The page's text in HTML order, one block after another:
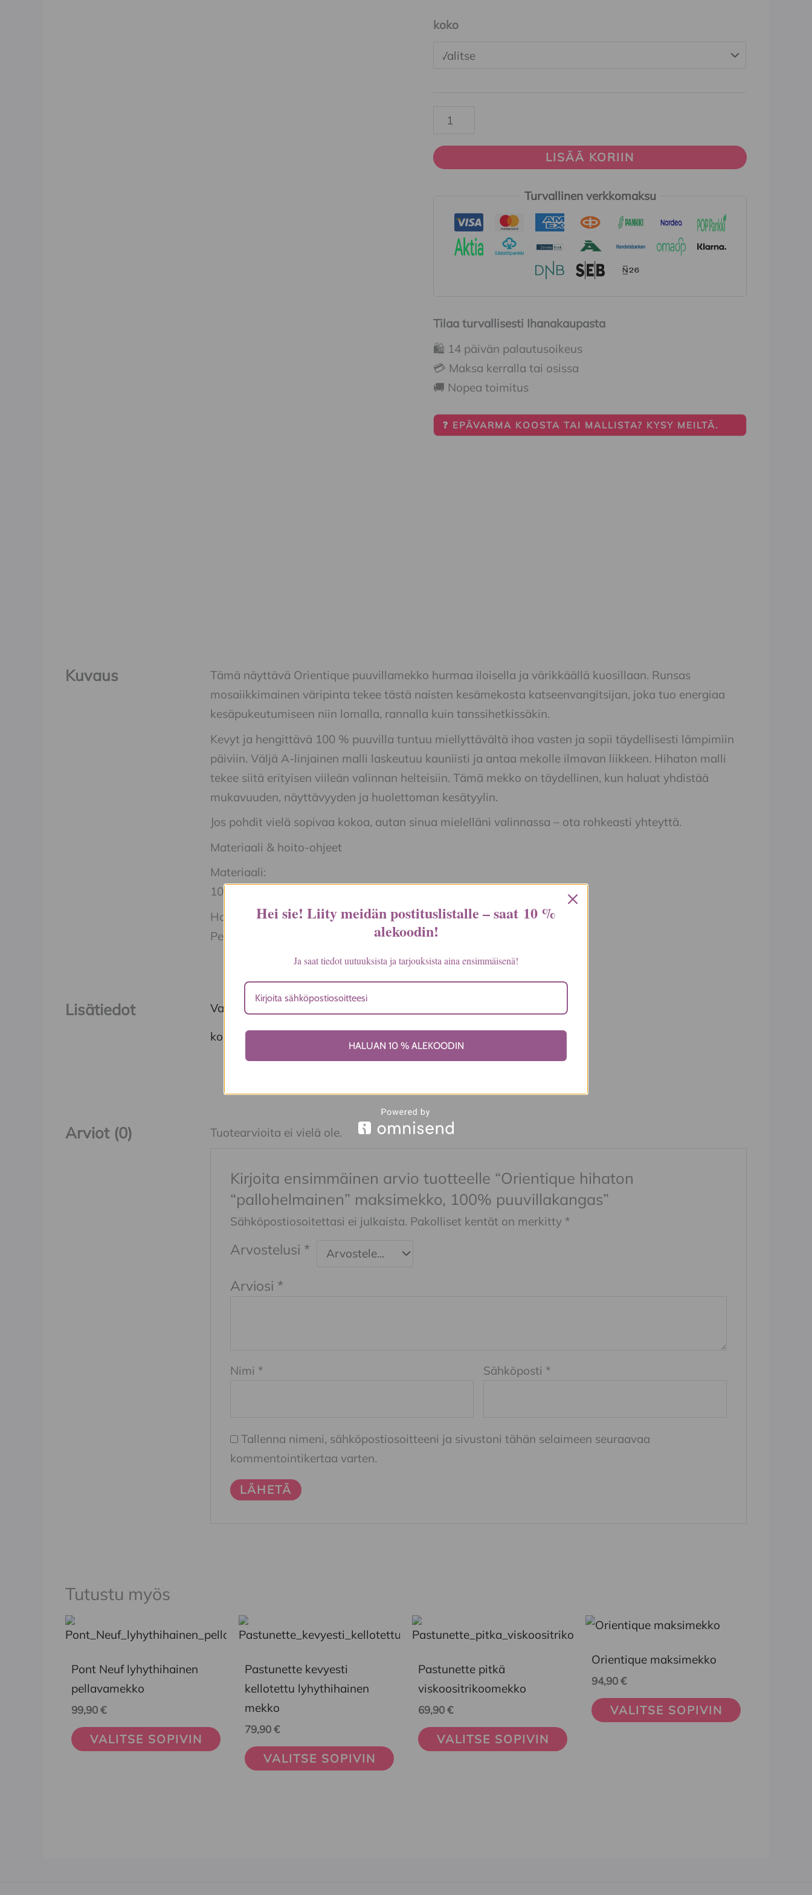
koko
LISÄÄ KORIIN
Turvallinen verkkomaksu
Tilaa turvallisesti Ihanakaupasta
🛍️ 14 päivän palautusoikeus
💳 Maksa kerralla tai osissa
🚚 Nopea toimitus
❓ EPÄVARMA KOOSTA TAI MALLISTA? KYSY MEILTÄ.
Kuvaus
Tämä näyttävä Orientique puuvillamekko hurmaa iloisella ja värikkäällä kuosillaan. Runsas
mosaiikkimainen väripinta tekee tästä naisten kesämekosta katseenvangitsijan, joka tuo energiaa
kesäpukeutumiseen niin lomalla, rannalla kuin tanssihetkissäkin.
Kevyt ja hengittävä 100 % puuvilla tuntuu miellyttävältä ihoa vasten ja sopii täydellisesti lämpimiin
päiviin. Väljä A-linjainen malli laskeutuu kauniisti ja antaa mekolle ilmavan liikkeen. Hihaton malli
tekee siitä erityisen viileän valinnan helteisiin. Tämä mekko on täydellinen, kun haluat yhdistää
mukavuuden, näyttävyyden ja huolettoman kesätyylin.
Jos pohdit vielä sopivaa kokoa, autan sinua mielelläni valinnassa – ota rohkeasti yhteyttä.
Materiaali & hoito-ohjeet
Materiaali:
100 % puuvilla
Hoito-ohjeet:
Pesu 30 °C
Lisätiedot Valmistaja
Orientique
koko
Arviot (0) Tuotearvioita ei vielä ole.
Kirjoita ensimmäinen arvio tuotteelle “Orientique hihaton
“pallohelmainen” maksimekko, 100% puuvillakangas”
Sähköpostiosoitettasi ei julkaista. Pakolliset kentät on merkitty *
Arvostelusi *
Arviosi *
Nimi * Sähköposti *
Tallenna nimeni, sähköpostiosoitteeni ja sivustoni tähän selaimeen seuraavaa
kommentointikertaa varten.
Tutustu myös
Pont Neuf lyhythihainen
pellavamekko
99,90€
VALITSE SOPIVIN
Tällä
tuotteella
on
useampi
tehdä
Pastunette kevyesti
kellotettu lyhythihainen
mekko
79,90€
VALITSE SOPIVIN
Tällä
tuotteella
on
useampi
muunnelma.
valinnat
Pastunette pitkä
viskoositrikoomekko
69,90€
VALITSE SOPIVIN
Tällä
tuotteella
on
useampi
tehdä
Orientique maksimekko
94,90€
VALITSE SOPIVIN
Tällä
on
useampi
muunnelma.
Voit
Hei sie! Liity meidän postituslistalle – saat 10 %
alekoodin!
Ja saat tiedot uutuuksista ja tarjouksista aina ensimmäisenä!
HALUAN 10 % ALEKOODIN